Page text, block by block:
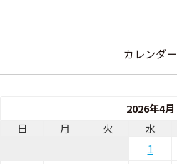
カレンダー
2026年4月
日
月 火 水
1